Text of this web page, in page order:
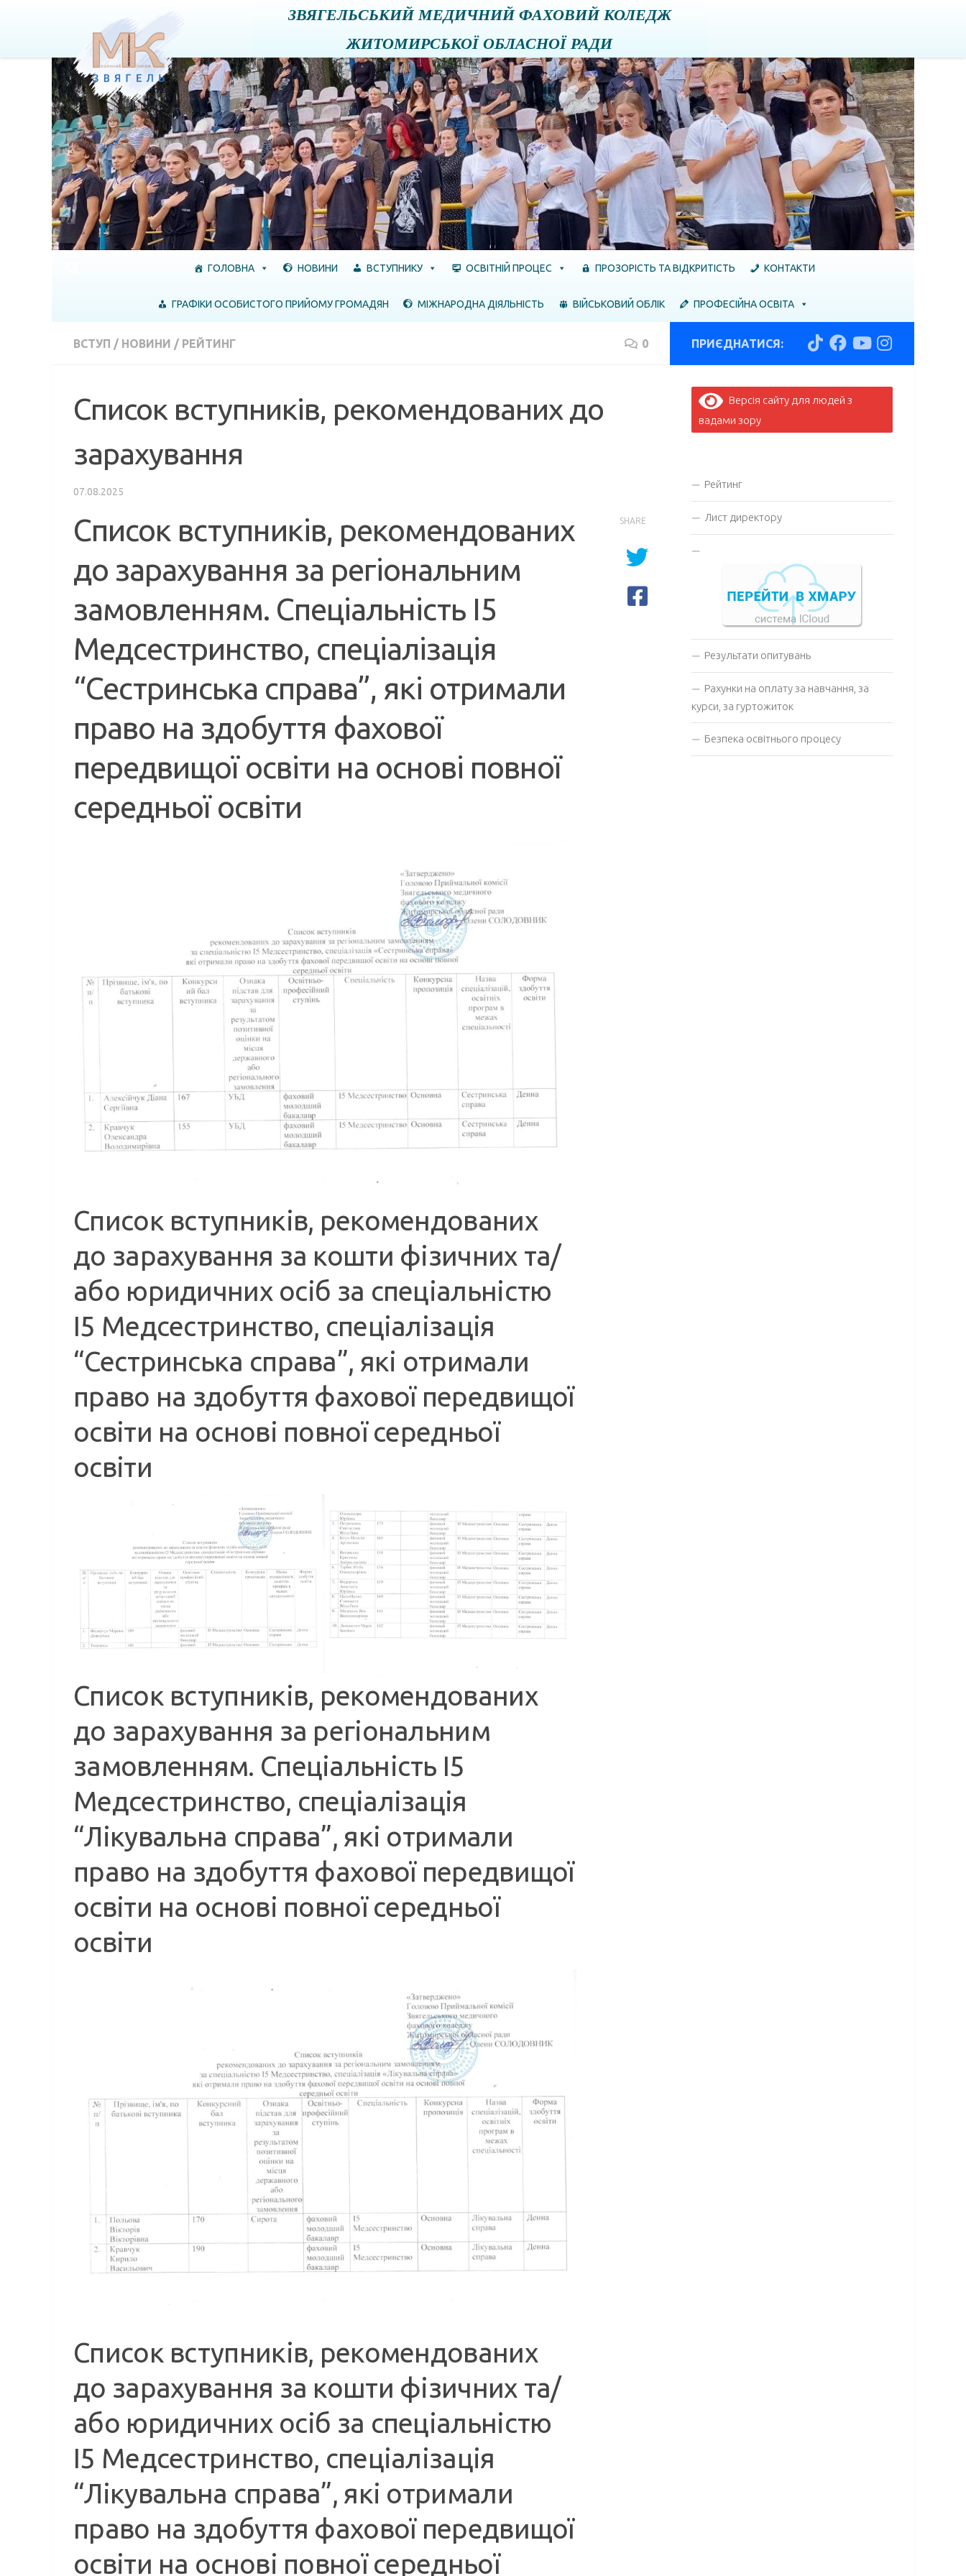
ЗВЯГЕЛЬСЬКИЙ МЕДИЧНИЙ ФАХОВИЙ КОЛЕДЖ
ЖИТОМИРСЬКОЇ ОБЛАСНОЇ РАДИ
ГОЛОВНА НОВИНИ ВСТУПНИКУ ОСВІТНІЙ ПРОЦЕС ПРОЗОРІСТЬ ТА ВІДКРИТІСТЬ КОНТАКТИ
ГРАФІКИ ОСОБИСТОГО ПРИЙОМУ ГРОМАДЯН МІЖНАРОДНА ДІЯЛЬНІСТЬ ВІЙСЬКОВИЙ ОБЛІК ПРОФЕСІЙНА ОСВІТА
ВСТУП / НОВИНИ / РЕЙТИНГ 0
Список вступників, рекомендованих до
зарахування
07.08.2025
Список вступників, рекомендованих
до зарахування за регіональним
замовленням. Спеціальність І5
Медсестринство, спеціалізація
“Сестринська справа”, які отримали
право на здобуття фахової
передвищої освіти на основі повної
середньої освіти
Список вступників, рекомендованих
до зарахування за кошти фізичних та/
або юридичних осіб за спеціальністю
І5 Медсестринство, спеціалізація
“Сестринська справа”, які отримали
право на здобуття фахової передвищої
освіти на основі повної середньої
освіти
Список вступників, рекомендованих
до зарахування за регіональним
замовленням. Спеціальність І5
Медсестринство, спеціалізація
“Лікувальна справа”, які отримали
право на здобуття фахової передвищої
освіти на основі повної середньої
освіти
Список вступників, рекомендованих
до зарахування за кошти фізичних та/
або юридичних осіб за спеціальністю
І5 Медсестринство, спеціалізація
“Лікувальна справа”, які отримали
право на здобуття фахової передвищої
освіти на основі повної середньої
SHARE
ПРИЄДНАТИСЯ:
Версія сайту для людей з
вадами зору
Рейтинг
Лист директору
Результати опитувань
Рахунки на оплату за навчання, за
курси, за гуртожиток
Безпека освітнього процесу